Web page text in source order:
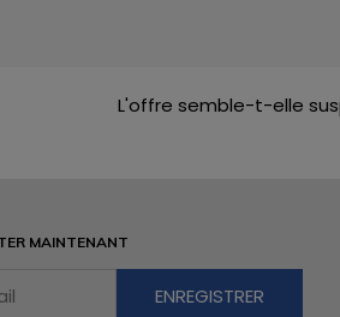
L'offre semble-t-elle
MAINTENANT